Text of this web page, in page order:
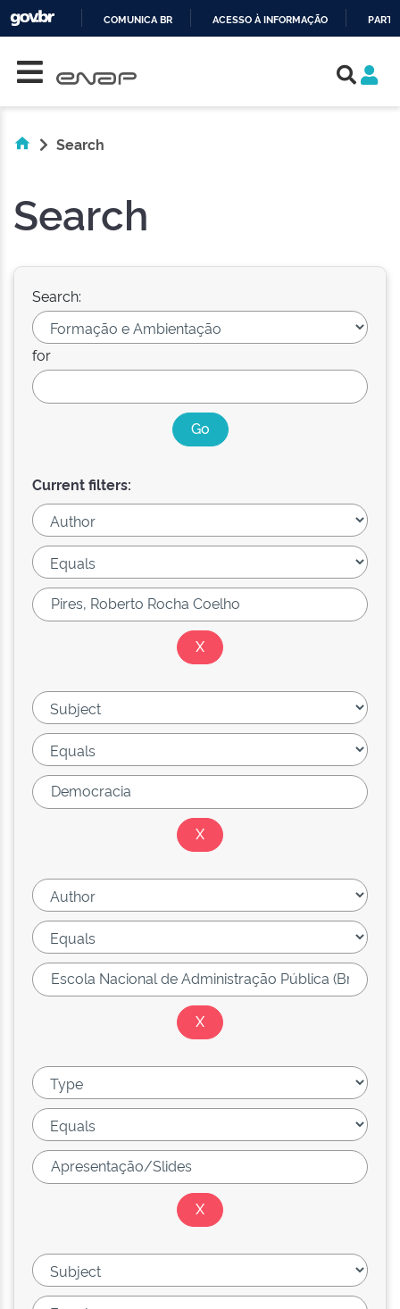
COMUNICA BR ACESSO À INFORMAÇÃO
Search
Search
Search:
for
Current filters: